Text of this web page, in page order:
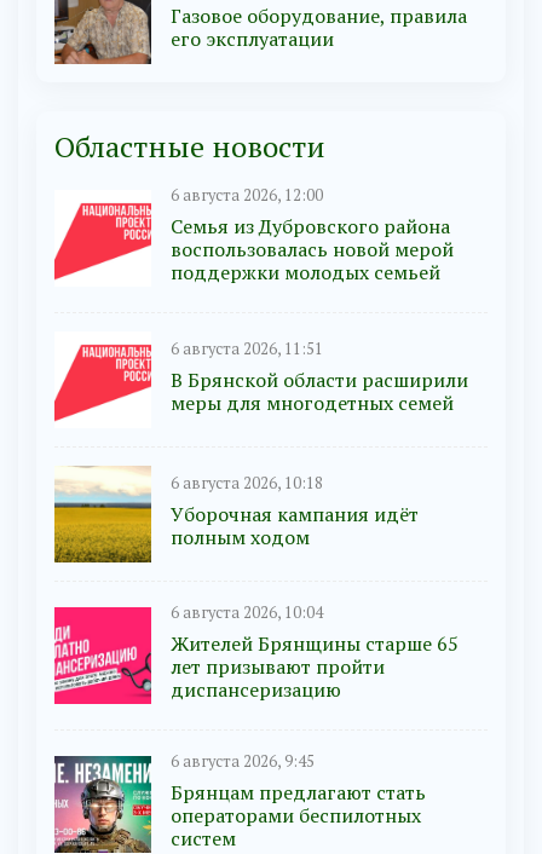
Газовое оборудование, правила
его эксплуатации
Областные новости
6 августа 2026, 12:00
Семья из Дубровского района
воспользовалась новой мерой
поддержки молодых семьей
6 августа 2026, 11:51
В Брянской области расширили
меры для многодетных семей
6 августа 2026, 10:18
Уборочная кампания идёт
полным ходом
6 августа 2026, 10:04
Жителей Брянщины старше 65
лет призывают пройти
диспансеризацию
6 августа 2026, 9:45
Брянцам предлагают cтать
оперaтoрами бeспилотных
систeм